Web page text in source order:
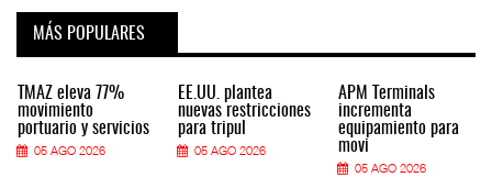
MÁS POPULARES
TMAZ eleva 77%
movimiento
portuario y servicios
05 AGO 2026
EE.UU. plantea
nuevas restricciones
para tripul
05 AGO 2026
APM Terminals
incrementa
equipamiento para
movi
05 AGO 2026